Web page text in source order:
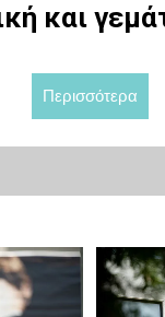
και
Περισσότερα